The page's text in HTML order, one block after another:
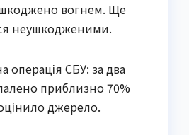
вогнем. Ще
неушкодженими.
операція СБУ: за два
приблизно 70%
джерело.